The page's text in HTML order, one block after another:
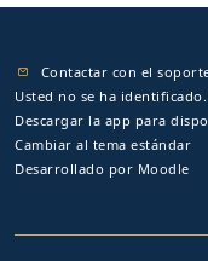
Contactar con el
Usted no se ha
Descargar la app para
Cambiar al tema estándar
Desarrollado por Moodle